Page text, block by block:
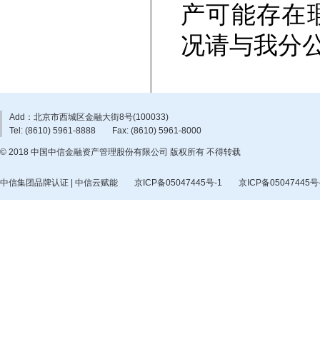
产可能存在
况请与我分
Add：北京市西城区金融大街8号(100033)
Tel: (8610) 5961-8888
Fax: (8610) 5961-8000
© 2018 中国中信金融资产管理股份有限公司 版权所有 不得转载
中信集团品牌认证 | 中信云赋能 京ICP备05047445号-1 京ICP备05047445